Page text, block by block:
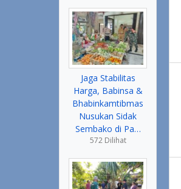
Jaga Stabilitas
Harga, Babinsa &
Bhabinkamtibmas
Nusukan Sidak
Sembako di Pa…
572 Dilihat